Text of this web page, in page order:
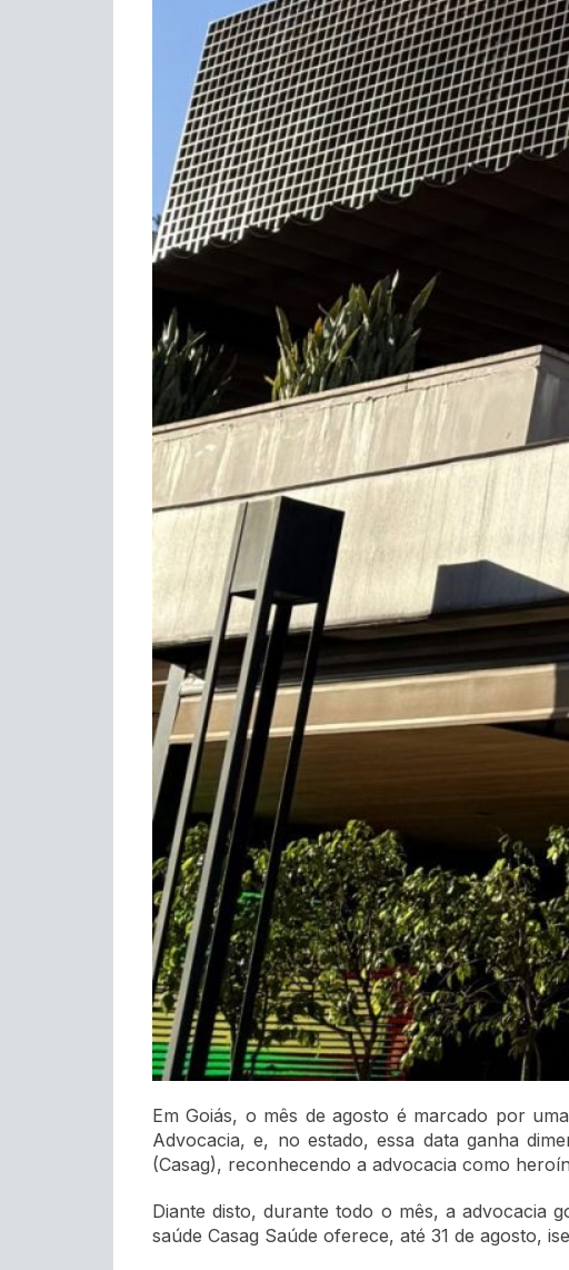
Em Goiás, o mês de agosto é marcado por
Advocacia, e, no estado, essa data ganha
(Casag), reconhecendo a advocacia como
Diante disto, durante todo o mês, a advocacia
saúde Casag Saúde oferece, até 31 de agosto,